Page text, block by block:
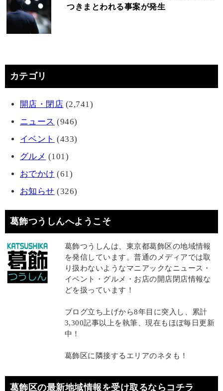
つきまとわれる事案が発生
カテゴリ
開店・閉店 (2,741)
ニュース (946)
イベント (433)
グルメ (101)
おでかけ (61)
お知らせ (326)
葛飾つうしんへようこそ
葛飾つうしんは、東京都葛飾区の地域情報
を発信しています。普通のメディアでは取
り扱わないようなマニアックなニュース・
イベント・グルメ・お店の開店閉店情報な
どを扱っています！
ブログ立ち上げから8年目に突入し、累計
3,300記事以上を執筆、現在もほぼ毎日更新
中！
葛飾区に隣接するエリアのネタも！
葛飾区の最新地域情報を受け取るならコチラ